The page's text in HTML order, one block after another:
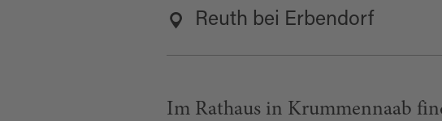
Reuth bei Erbendorf
Im Rathaus in Krummennaab